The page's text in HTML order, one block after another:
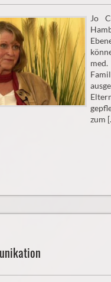
Jo
zum